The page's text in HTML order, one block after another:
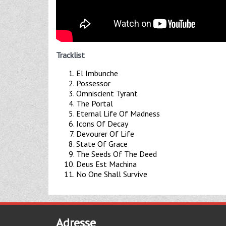
Tracklist
El Imbunche
Possessor
Omniscient Tyrant
The Portal
Eternal Life Of Madness
Icons Of Decay
Devourer Of Life
State Of Grace
The Seeds Of The Deed
Deus Est Machina
No One Shall Survive
Adresse